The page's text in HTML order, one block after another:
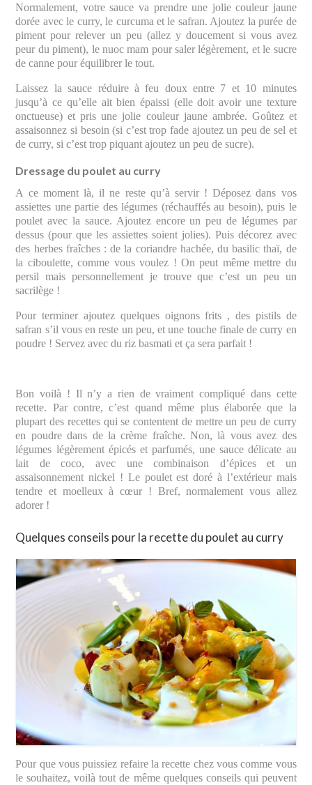
Normalement, votre sauce va prendre une jolie couleur jaune
dorée avec le curry, le curcuma et le safran. Ajoutez la purée de
piment pour relever un peu (allez y doucement si vous avez
peur du piment), le nuoc mam pour saler légèrement, et le sucre
de canne pour équilibrer le tout.
Laissez la sauce réduire à feu doux entre 7 et 10 minutes
jusqu’à ce qu’elle ait bien épaissi (elle doit avoir une texture
onctueuse) et pris une jolie couleur jaune ambrée. Goûtez et
assaisonnez si besoin (si c’est trop fade ajoutez un peu de sel et
de curry, si c’est trop piquant ajoutez un peu de sucre).
Dressage du poulet au curry
A ce moment là, il ne reste qu’à servir ! Déposez dans vos
assiettes une partie des légumes (réchauffés au besoin), puis le
poulet avec la sauce. Ajoutez encore un peu de légumes par
dessus (pour que les assiettes soient jolies). Puis décorez avec
des herbes fraîches : de la coriandre hachée, du basilic thaï, de
la ciboulette, comme vous voulez ! On peut même mettre du
persil mais personnellement je trouve que c’est un peu un
sacrilège !
Pour terminer ajoutez quelques oignons frits , des pistils de
safran s’il vous en reste un peu, et une touche finale de curry en
poudre ! Servez avec du riz basmati et ça sera parfait !
Bon voilà ! Il n’y a rien de vraiment compliqué dans cette
recette. Par contre, c’est quand même plus élaborée que la
plupart des recettes qui se contentent de mettre un peu de curry
en poudre dans de la crème fraîche. Non, là vous avez des
légumes légèrement épicés et parfumés, une sauce délicate au
lait de coco, avec une combinaison d’épices et un
assaisonnement nickel ! Le poulet est doré à l’extérieur mais
tendre et moelleux à cœur ! Bref, normalement vous allez
adorer !
Quelques conseils pour la recette du poulet au curry
Pour que vous puissiez refaire la recette chez vous comme vous
le souhaitez, voilà tout de même quelques conseils qui peuvent